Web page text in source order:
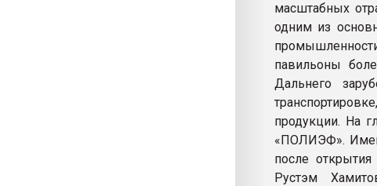
масштабных
одним из
павильоны
Дальнего
продукции. На
«ПОЛИЭФ».
после
Рустэм